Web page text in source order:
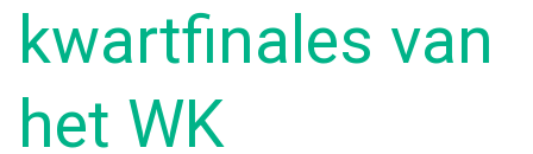
kwartfinales van
het WK